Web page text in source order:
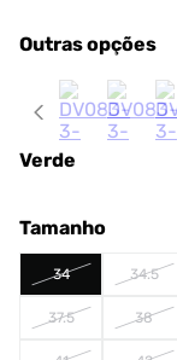
Outras opções
Verde
Tamanho
34 34.5
37.5 38